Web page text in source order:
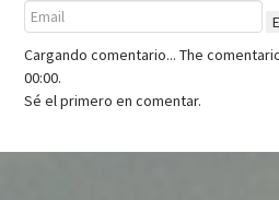
Cargando comentario... The
00:00.
Sé el primero en comentar.